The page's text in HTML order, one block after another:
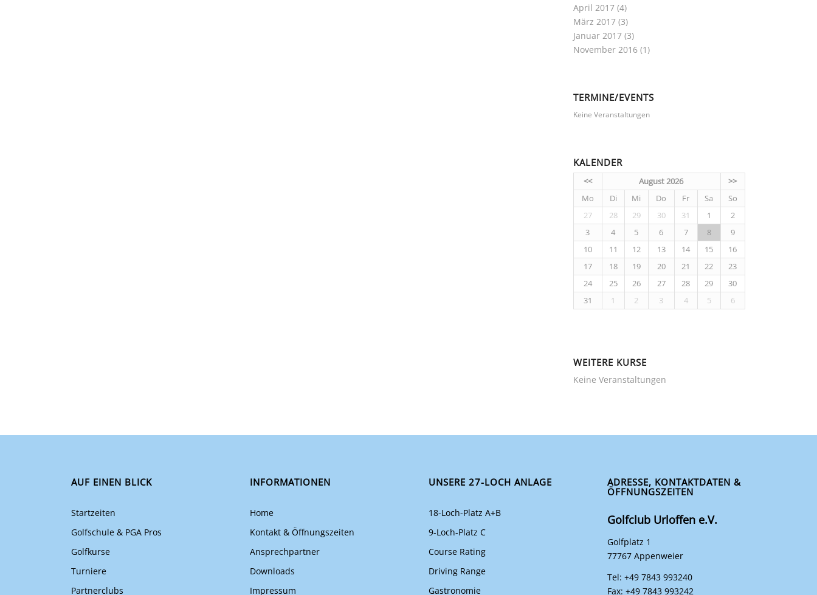
April 2017(4)
März 2017(3)
Januar 2017(3)
November 2016(1)
TERMINE/EVENTS
Keine Veranstaltungen
KALENDER
<< August 2026
>>
Mo
Di Mi Do Fr Sa
So
27
28 29 30 31 1
2
3
4 5 6 7 8
9
10
11 12 13 14 15
16
17
18 19 20 21 22
23
24
25 26 27 28 29
30
31
1 2 3 4 5 6
WEITERE KURSE
Keine Veranstaltungen
AUF EINEN BLICK
Startzeiten
Golfschule & PGA Pros
Golfkurse
Turniere
Partnerclubs
INFORMATIONEN
Home
Kontakt & Öffnungszeiten
Ansprechpartner
Downloads
Impressum
UNSERE 27-LOCH ANLAGE
18-Loch-Platz A+B
9-Loch-Platz C
Course Rating
Driving Range
Gastronomie
ADRESSE, KONTAKTDATEN &
ÖFFNUNGSZEITEN
Golfclub Urloffen e.V.
Golfplatz 1
77767 Appenweier
Tel: +49 7843 993240
Fax: +49 7843 993242